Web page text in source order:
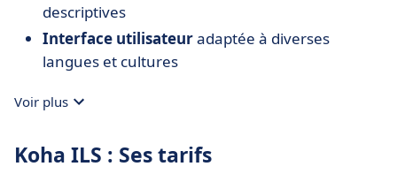
descriptives
Interface utilisateuradaptée à diverses
langues et cultures
Voir plus
Koha ILS : Ses tarifs